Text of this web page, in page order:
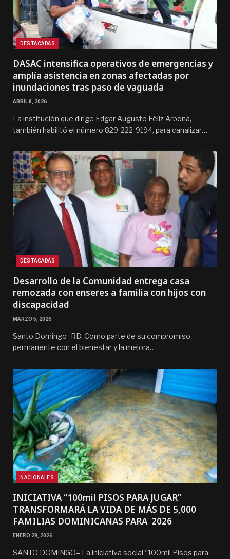
DESTACADAS
DASAC intensifica operativos de emergencias y
amplía asistencia en zonas afectadas por
inundaciones tras paso de vaguada
ABRIL 8, 2026
La institución que dirige Edgar Augusto Féliz Arbona,
también habilitó el número 829-222-9194, para canalizar…
DESTACADAS
Desarrollo de la Comunidad entrega casa
remozada con enseres a familia con hijos con
discapacidad
MARZO 5, 2026
Santo Domingo- RD. Como parte de su compromiso
permanente con el bienestar y la mejora…
NACIONALES
INICIATIVA “100mil PISOS PARA JUGAR”
TRANSFORMARÁ LA VIDA DE MÁS DE 5,000
FAMILIAS DOMINICANAS PARA 2026
ENERO 28, 2026
SANTO DOMINGO– La iniciativa social “100mil Pisos para